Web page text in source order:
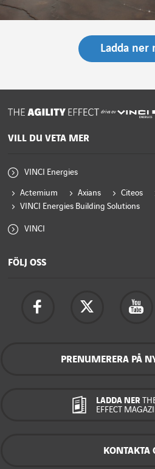
Ladda ner
drivs av
VILL DU VETA MER
VINCI Energies
Actemium Axians Citeos
VINCI Energies Building Solutions
VINCI
FÖLJ OSS
PRENUMERERA PÅ
LADDA NER
EFFECT
KONTAKTA